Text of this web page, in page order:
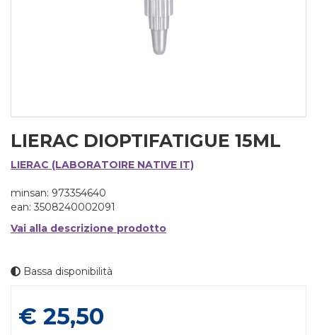
LIERAC DIOPTIFATIGUE 15ML
LIERAC (LABORATOIRE NATIVE IT)
minsan: 973354640
ean: 3508240002091
Vai alla descrizione prodotto
Bassa disponibilità
Prezzo
€ 25,50